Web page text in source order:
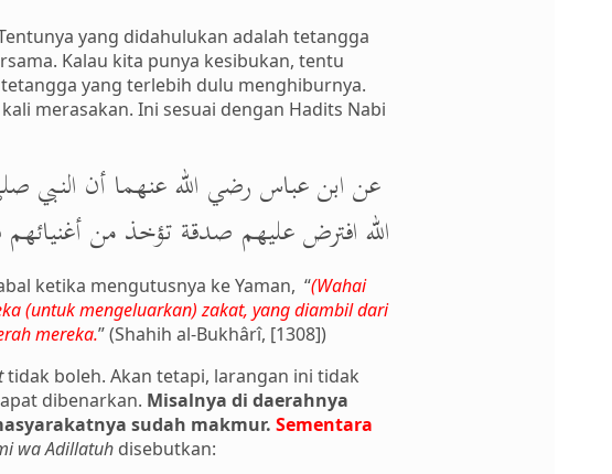
yang didahulukan adalah tetangga
Kalau kita punya kesibukan, tentu
yang terlebih dulu menghiburnya.
merasakan. Ini sesuai dengan Hadits Nabi
عن ابن عباس رضي الله عنهما أن النـبي
الله افترض عليهم صدقة تؤخذ من أغنيائهم
ketika mengutusnya ke Yaman, “(Wahai
(untuk mengeluarkan) zakat, yang diambil dari
mereka.” (Shahih al-Bukhârî, [1308])
tidak boleh. Akan tetapi, larangan ini tidak
dibenarkan. Misalnya di daerahnya
sudah makmur. Sementara
wa Adillatuh disebutkan: